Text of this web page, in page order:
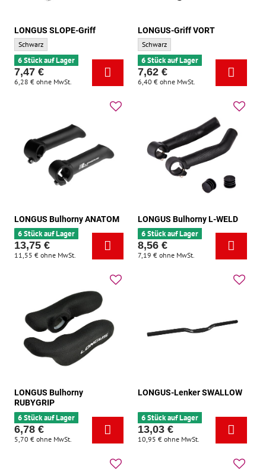
LONGUS SLOPE-Griff
LONGUS SLOPE-Griff - Grundfarbe:
Schwarz
6 Stück auf Lager
7,47 €
6,28 € ohne MwSt.
LONGUS-Griff VORT
LONGUS-Griff VORT - Grundfarbe:
Schwarz
6 Stück auf Lager
7,62 €
6,40 € ohne MwSt.
LONGUS Bulhorny ANATOM
6 Stück auf Lager
13,75 €
11,55 € ohne MwSt.
LONGUS Bulhorny L-WELD
6 Stück auf Lager
8,56 €
7,19 € ohne MwSt.
LONGUS Bulhorny
RUBYGRIP
6 Stück auf Lager
6,78 €
5,70 € ohne MwSt.
LONGUS-Lenker SWALLOW
6 Stück auf Lager
13,03 €
10,95 € ohne MwSt.